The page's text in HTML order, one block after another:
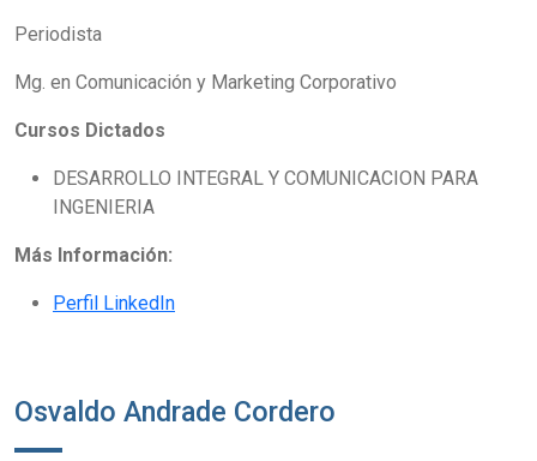
Periodista
Mg. en Comunicación y Marketing Corporativo
Cursos Dictados
DESARROLLO INTEGRAL Y COMUNICACION PARA
INGENIERIA
Más Información:
Perfil LinkedIn
Osvaldo Andrade Cordero